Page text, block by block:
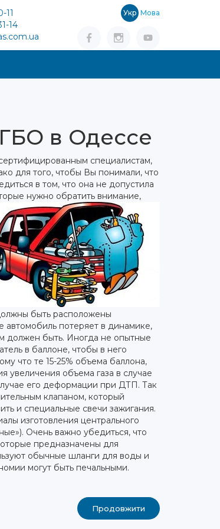
11
14
Укр Мова
в Одессе
специалистам,
для того, чтобы Вы понимали, что
в том, что она не допустила
нужно обратить внимание,
быть расположены
автомобиль потеряет в динамике,
должен быть. Иногда не опытные
в баллоне, чтобы в него
что те 15-25% объема баллона,
объема газа в случае
его деформации при ДТП. Так
клапаном, который
и специальные свечи зажигания.
изготовления центрального
Очень важно убедиться, что
предназначены для
обычные шланги для воды и
могут быть печальными.
Продовжити